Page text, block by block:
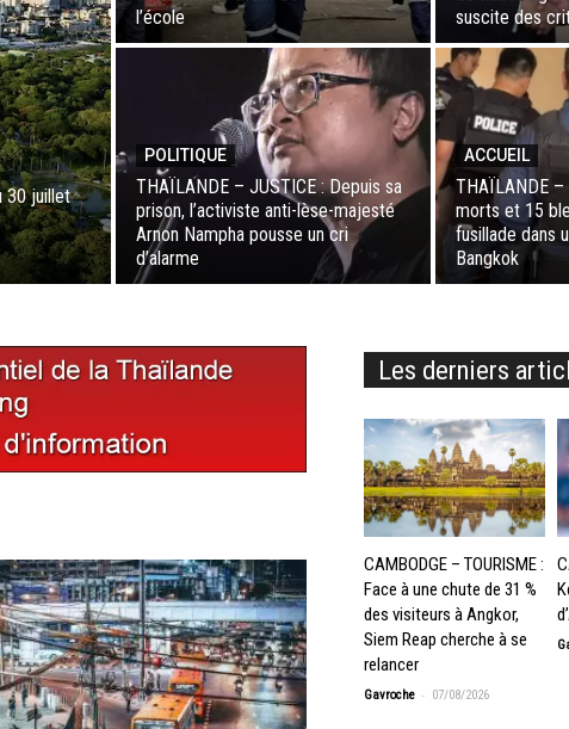
30 juillet
l’école
suscite des
POLITIQUE
THAÏLANDE – JUSTICE : Depuis sa
prison, l’activiste anti-lèse-majesté
Arnon Nampha pousse un cri
d’alarme
ACCUEIL
THAÏLANDE –
morts et 15
fusillade dans
Bangkok
Les derniers
CAMBODGE – TOURISME :
Face à une chute de 31 %
des visiteurs à Angkor,
Siem Reap cherche à se
relancer
Gavroche - 07/08/2026